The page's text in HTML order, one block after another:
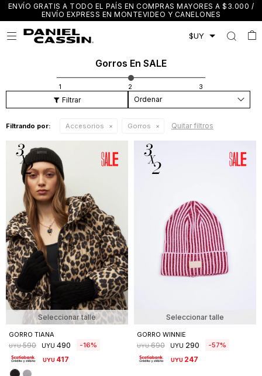
ENVÍO GRATIS A TODO EL PAÍS EN COMPRAS MAYORES A $3.000 /
ENVÍO EXPRESS EN MONTEVIDEO Y CANELONES

Gorros En SALE
Recomendados
Filtrando por: Accesorios Gorros Quitar filtros
Seleccionar talle
GORRO TIANA
UYU 590 UYU 490 16
UYU 417
Seleccionar talle
GORRO WINNIE
UYU 690 UYU 290 57
UYU 247